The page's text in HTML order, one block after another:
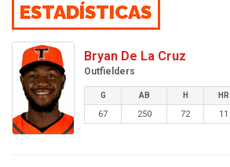
ESTADÍSTICAS
Bryan De La Cruz
Outfielders
G AB H HR
67 250 72 11